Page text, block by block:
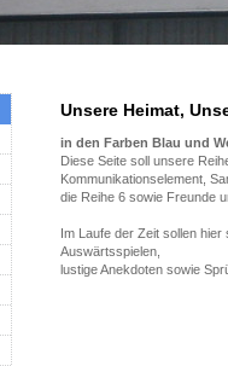
Unsere Heimat,
in den Farben Blau und
Diese Seite soll unsere
Kommunikationselement,
die Reihe 6 sowie Freunde
Im Laufe der Zeit sollen
Auswärtsspielen,
lustige Anekdoten sowie